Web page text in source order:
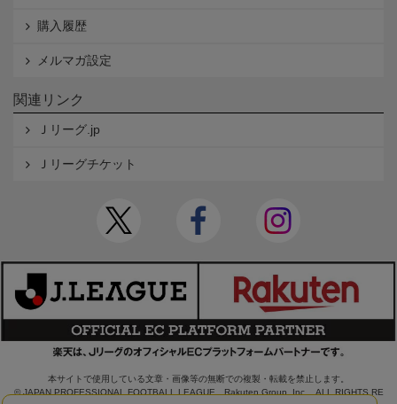
購入履歴
メルマガ設定
関連リンク
Ｊリーグ.jp
Ｊリーグチケット
本サイトで使用している文章・画像等の無断での複製・転載を禁止します。
© JAPAN PROFESSIONAL FOOTBALL LEAGUE Rakuten Group, Inc. ALL RIGHTS RE